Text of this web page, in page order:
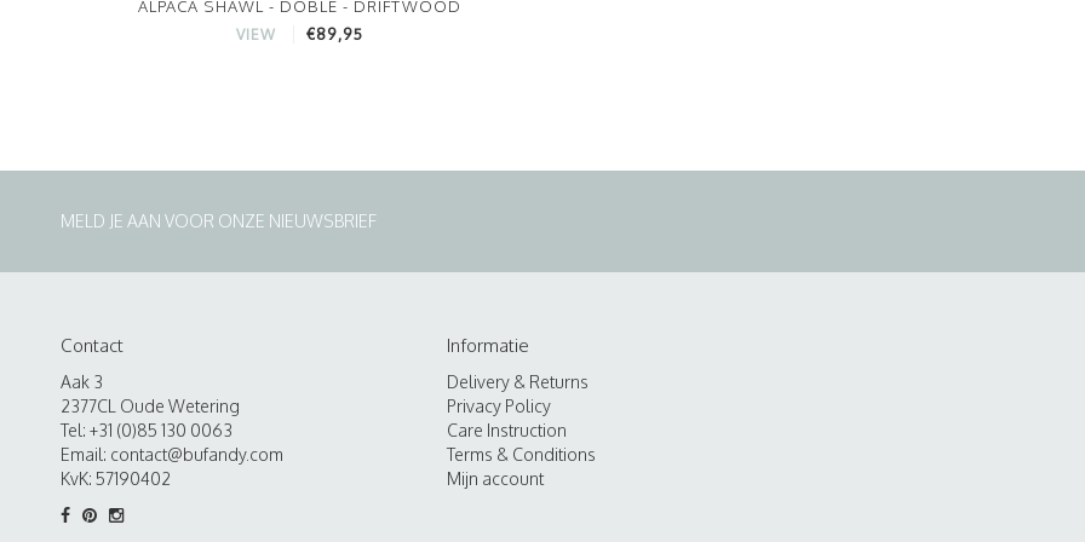
ALPACA SHAWL - DOBLE - DRIFTWOOD
VIEW €89,95
MELD JE AAN VOOR ONZE NIEUWSBRIEF
Contact
Aak 3
2377CL Oude Wetering
Tel: +31 (0)85 130 0063
Email: contact@bufandy.com
KvK: 57190402
Informatie
Delivery & Returns
Privacy Policy
Care Instruction
Terms & Conditions
Mijn account